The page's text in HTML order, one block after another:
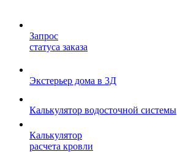
Запрос
статуса заказа
Экстерьер дома в 3Д
Калькулятор водосточной системы
Калькулятор
расчета кровли